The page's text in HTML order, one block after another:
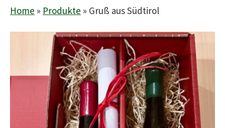
Home » Produkte » Gruß aus Südtirol